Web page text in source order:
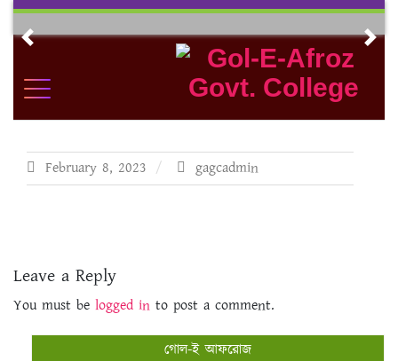
Skip
contentPrevious
February 8, 2023 gagcadmin
Leave a Reply
You must be logged in to post a comment.
গোল-ই আফরোজ